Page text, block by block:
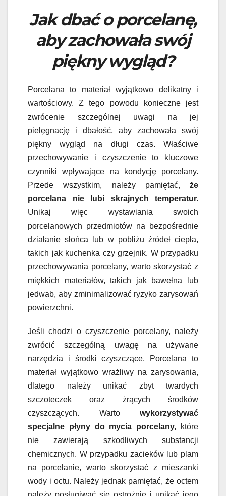
Jak dbać o porcelanę,
aby zachowała swój
piękny wygląd?
Porcelana to materiał wyjątkowo delikatny i
wartościowy. Z tego powodu konieczne jest
zwrócenie szczególnej uwagi na jej
pielęgnację i dbałość, aby zachowała swój
piękny wygląd na długi czas. Właściwe
przechowywanie i czyszczenie to kluczowe
czynniki wpływające na kondycję porcelany.
Przede wszystkim, należy pamiętać, że
porcelana nie lubi skrajnych temperatur.
Unikaj więc wystawiania swoich
porcelanowych przedmiotów na bezpośrednie
działanie słońca lub w pobliżu źródeł ciepła,
takich jak kuchenka czy grzejnik. W przypadku
przechowywania porcelany, warto skorzystać z
miękkich materiałów, takich jak bawełna lub
jedwab, aby zminimalizować ryzyko zarysowań
powierzchni.
Jeśli chodzi o czyszczenie porcelany, należy
zwrócić szczególną uwagę na używane
narzędzia i środki czyszczące. Porcelana to
materiał wyjątkowo wrażliwy na zarysowania,
dlatego należy unikać zbyt twardych
szczoteczek oraz żrących środków
czyszczących. Warto wykorzystywać
specjalne płyny do mycia porcelany, które
nie zawierają szkodliwych substancji
chemicznych. W przypadku zacieków lub plam
na porcelanie, warto skorzystać z mieszanki
wody i octu. Należy jednak pamiętać, że octem